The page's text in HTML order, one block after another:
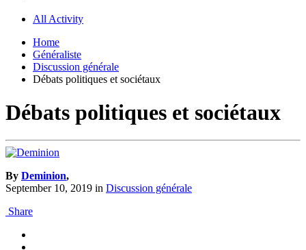
All Activity
Home
Généraliste
Discussion générale
Débats politiques et sociétaux
Débats politiques et sociétaux
By Deminion,
September 10, 2019 in Discussion générale
Share